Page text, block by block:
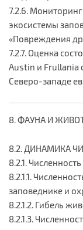
7.2.6.
экосистемы
«Повреждения
7.2.7. Оценка
Austin и Frullania
Северо-западе
8. ФАУНА И
8.2. ДИНАМИКА
8.2.1.
8.2.1.1.
заповеднике и
8.2.1.2. Гибель
8.2.1.3.